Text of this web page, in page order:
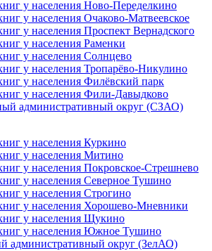
у населения Ново-Переделкино
у населения Очаково-Матвеевское
у населения Проспект Вернадского
у населения Раменки
у населения Солнцево
у населения Тропарёво-Никулино
у населения Филёвский парк
у населения Фили-Давыдково
административный округ (СЗАО)
у населения Куркино
у населения Митино
у населения Покровское-Стрешнево
у населения Северное Тушино
у населения Строгино
у населения Хорошево-Мневники
у населения Щукино
у населения Южное Тушино
административный округ (ЗелАО)